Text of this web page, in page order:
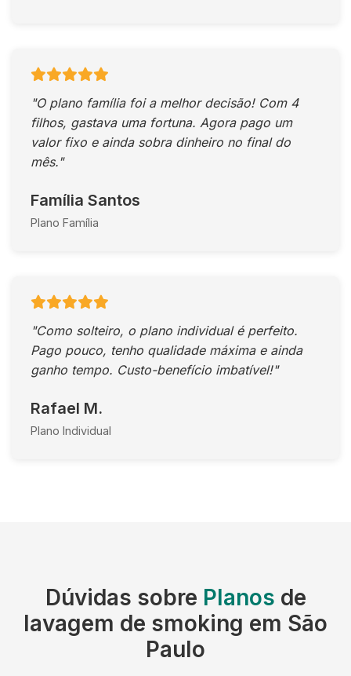
"O plano família foi a melhor decisão! Com 4
filhos, gastava uma fortuna. Agora pago um
valor fixo e ainda sobra dinheiro no final do
mês."
Família Santos
Plano Família
"Como solteiro, o plano individual é perfeito.
Pago pouco, tenho qualidade máxima e ainda
ganho tempo. Custo-benefício imbatível!"
Rafael M.
Plano Individual
Dúvidas sobre Planos de
lavagem de smoking em São
Paulo